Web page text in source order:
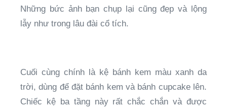
Những bức ảnh bạn chụp lại cũng đẹp và lộng
lẫy như trong lâu đài cổ tích.
Cuối cùng chính là kệ bánh kem màu xanh da
trời, dùng để đặt bánh kem và bánh cupcake lên.
Chiếc kệ ba tầng này rất chắc chắn và được